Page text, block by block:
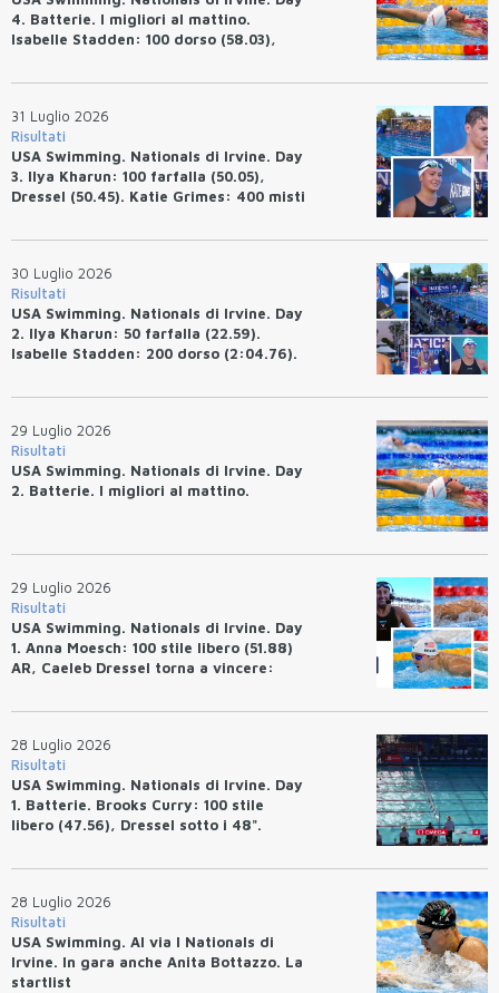
4. Batterie. I migliori al mattino.
Isabelle Stadden: 100 dorso (58.03),
tempo.
31 Luglio 2026
Risultati
USA Swimming. Nationals di Irvine. Day
3. Ilya Kharun: 100 farfalla (50.05),
Dressel (50.45). Katie Grimes: 400 misti
Bottazzo terza nei 50 rana (30.51)
30 Luglio 2026
Risultati
USA Swimming. Nationals di Irvine. Day
2. Ilya Kharun: 50 farfalla (22.59).
Isabelle Stadden: 200 dorso (2:04.76).
29 Luglio 2026
Risultati
USA Swimming. Nationals di Irvine. Day
2. Batterie. I migliori al mattino.
29 Luglio 2026
Risultati
USA Swimming. Nationals di Irvine. Day
1. Anna Moesch: 100 stile libero (51.88)
AR, Caeleb Dressel torna a vincere:
28 Luglio 2026
Risultati
USA Swimming. Nationals di Irvine. Day
1. Batterie. Brooks Curry: 100 stile
libero (47.56), Dressel sotto i 48".
28 Luglio 2026
Risultati
USA Swimming. Al via I Nationals di
Irvine. In gara anche Anita Bottazzo. La
startlist